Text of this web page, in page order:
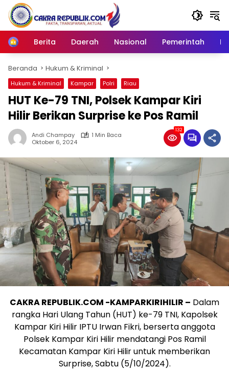
Langsung
konten
Home
Berita Daerah Nasional Pemerintah
Beranda Hukum & Kriminal
Hukum & Kriminal Kampar Polri Riau
HUT Ke-79 TNI, Polsek Kampar Kiri
Hilir Berikan Surprise ke Pos Ramil
Andi Champay
1 Min Baca
Oktober 6, 2024
132
CAKRA REPUBLIK.COM -KAMPARKIRIHILIR – Dalam
rangka Hari Ulang Tahun (HUT) ke-79 TNI, Kapolsek
Kampar Kiri Hilir IPTU Irwan Fikri, berserta anggota
Polsek Kampar Kiri Hilir mendatangi Pos Ramil
Kecamatan Kampar Kiri Hilir untuk memberikan
Surprise, Sabtu (5/10/2024).